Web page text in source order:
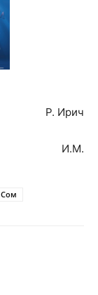
Р. Ирич
И.М.
Сом